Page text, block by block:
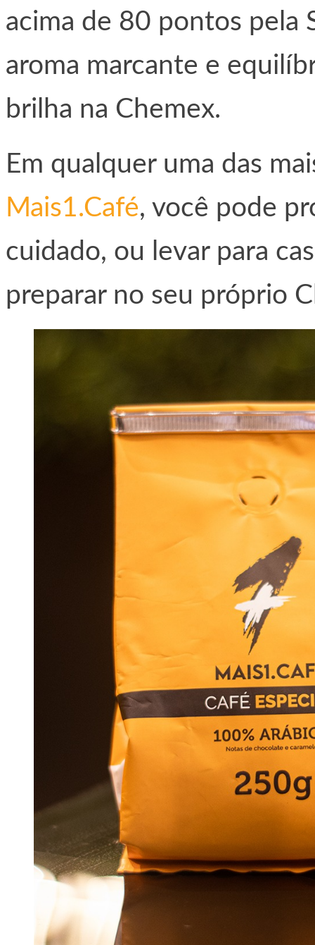
acima de 80 pontos pela
aroma marcante e
brilha na Chemex.
Em qualquer uma das
Mais1.Café, você pode
cuidado, ou levar para
preparar no seu próprio